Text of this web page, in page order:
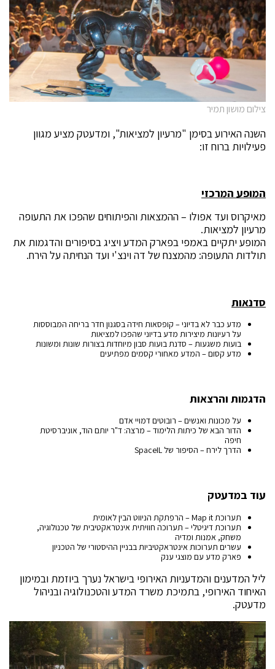
צילום מושון תמיר
השנה האירוע בסימן "מרעיון למציאות", ומדעטק מציע מגוון
פעילויות ברוח זו:
המופע המרכזי
מאיקרוס ועד אפולו – ההמצאות והפיתוחים שהפכו את התעופה
מרעיון למציאות.
המופע יתקיים באמפי בפארק המדע ויציג בסיפורים והדגמות את
תולדות התעופה: מהמצנח של דה וינצ'י ועד הנחיתה על הירח.
סדנאות
מדע כבר לא בדיוני – קופסאות חידה בסגנון חדר בריחה המבוססות
על רעיונות מיצירות מדע בדיוני שהפכו למציאות
בועות משגעות – סדנת בועות סבון מיוחדות בצורות שונות ומשונות
מדע קסום – המדע מאחורי קסמים מפתיעים
הדגמות והרצאות
על מכונות ואנשים – רובוטים דמויי אדם
הדור הבא של כיתות הלימוד – מרצה: ד"ר יותם הוד, אוניברסיטת
חיפה
הדרך לירח – הסיפור של SpaceIL
עוד במדעטק
תערוכת Map it – הרפתקת הניווט הבין לאומית
תערוכת דיגיטלי – תערוכה חוויתית אינטראקטיבית של טכנולוגיה,
משחק, אמנות ומדיה
עשרים תערוכות אינטראקטיביות בבניין ההיסטורי של הטכניון
פארק מדע עם מוצגי ענק
ליל המדענים והמדעניות האירופי בישראל נערך ביוזמת ובמימון
האיחוד האירופי, בתמיכת משרד המדע והטכנולוגיה ובניהול
מדעטק.